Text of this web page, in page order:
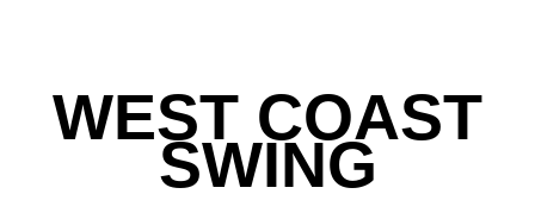
WEST COAST
SWING